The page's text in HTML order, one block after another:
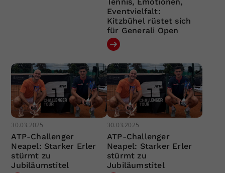
Eventvielfalt:
Kitzbühel rüstet sich
für Generali Open
30.03.2025
ATP-Challenger
Neapel: Starker Erler
stürmt zu
Jubiläumstitel
30.03.2025
ATP-Challenger
Neapel: Starker Erler
stürmt zu
Jubiläumstitel